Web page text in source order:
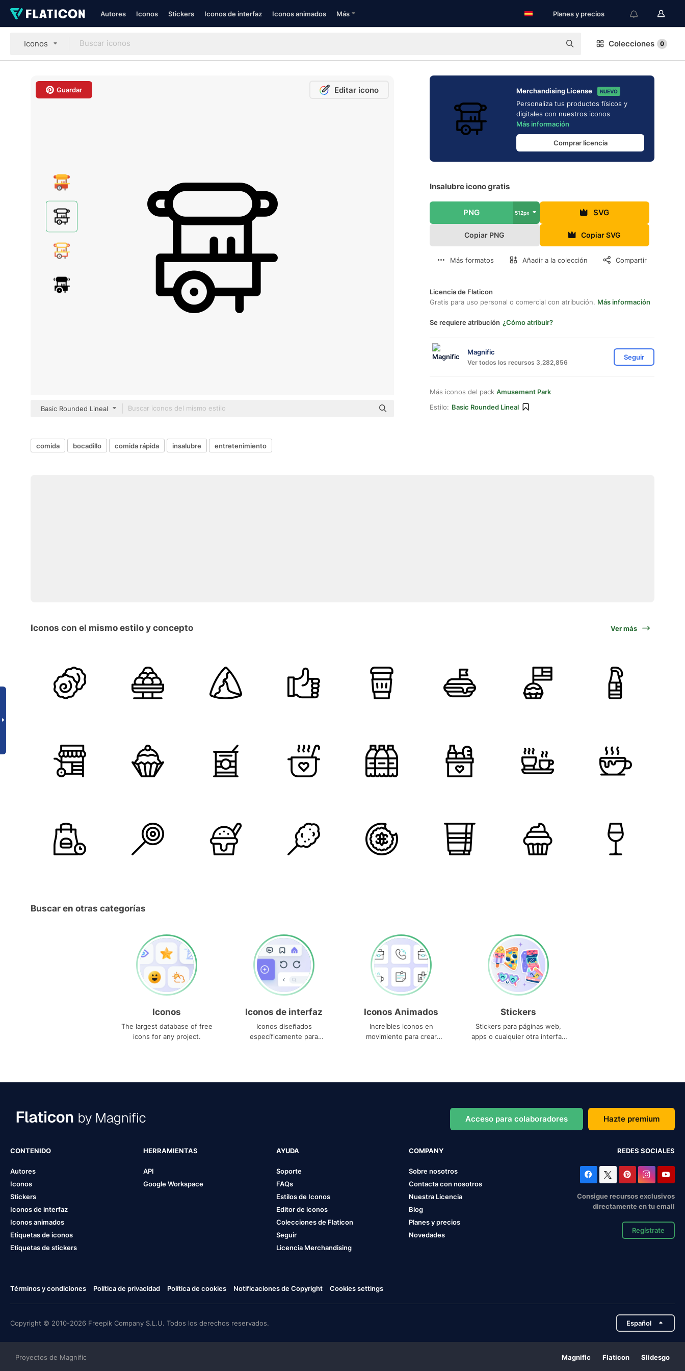
Autores Iconos Stickers Iconos de interfaz Iconos animados Más Planes y precios
Iconos Colecciones 0
Guardar Editar icono
Basic Rounded Lineal
Merchandising License NUEVO
Personaliza tus productos físicos y
digitales con nuestros iconos
Más información
Comprar licencia
Insalubre icono gratis
PNG 512px SVG
Copiar PNG Copiar SVG
Más formatos Añadir a la colección Compartir
Licencia de Flaticon
Gratis para uso personal o comercial con atribución. Más información
Se requiere atribución ¿Cómo atribuir?
Magnific
Ver todos los recursos 3,282,856
Seguir
Más iconos del pack Amusement Park
Estilo: Basic Rounded Lineal
comida bocadillo comida rápida insalubre entretenimiento
Iconos con el mismo estilo y concepto Ver más
Buscar en otras categorías
Iconos
The largest database of free
icons for any project.
Iconos de interfaz
Iconos diseñados
específicamente para
Iconos Animados
Increíbles iconos en
movimiento para crear
Stickers
Stickers para páginas web,
apps o cualquier otra interfaz
Acceso para colaboradores Hazte premium
CONTENIDO
Autores
Iconos
Stickers
Iconos de interfaz
Iconos animados
Etiquetas de iconos
Etiquetas de stickers
HERRAMIENTAS
API
Google Workspace
AYUDA
Soporte
FAQs
Estilos de Iconos
Editor de iconos
Colecciones de Flaticon
Seguir
Licencia Merchandising
COMPANY
Sobre nosotros
Contacta con nosotros
Nuestra Licencia
Blog
Planes y precios
Novedades
REDES SOCIALES
Consigue recursos exclusivos
directamente en tu email
Regístrate
Términos y condiciones Política de privacidad Política de cookies Notificaciones de Copyright Cookies settings
Copyright © 2010-2026 Freepik Company S.L.U. Todos los derechos reservados. Español
Proyectos de Magnific Magnific Flaticon Slidesgo